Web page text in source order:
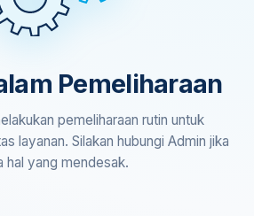
Pemeliharaan
pemeliharaan rutin untuk
layanan. Silakan hubungi Admin jika
hal yang mendesak.